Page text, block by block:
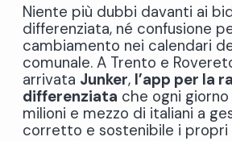
Niente più dubbi davanti ai
differenziata, né confusione
cambiamento nei calendari
comunale. A Trento e
arrivata Junker, l’app per la
differenziata che ogni
milioni e mezzo di italiani a
corretto e sostenibile i propri